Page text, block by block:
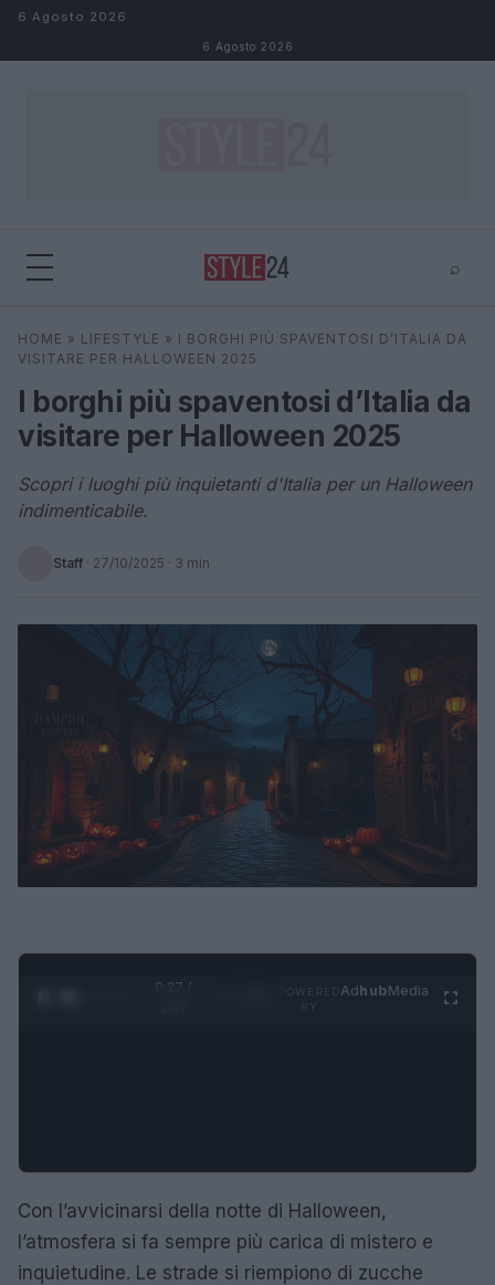
Salta al contenuto
6 Agosto 2026
6 Agosto 2026
⌕
Cerca ⌕ ×
HOME » LIFESTYLE » I BORGHI PIÙ SPAVENTOSI D’ITALIA DA
VISITARE PER HALLOWEEN 2025
I borghi più spaventosi d’Italia da
visitare per Halloween 2025
Scopri i luoghi più inquietanti d'Italia per un Halloween
indimenticabile.
Staff · 27/10/2025 · 3 min
0:28 /
AdhubMedia
Con l’avvicinarsi della notte di Halloween,
l’atmosfera si fa sempre più carica di mistero e
inquietudine. Le strade si riempiono di zucche